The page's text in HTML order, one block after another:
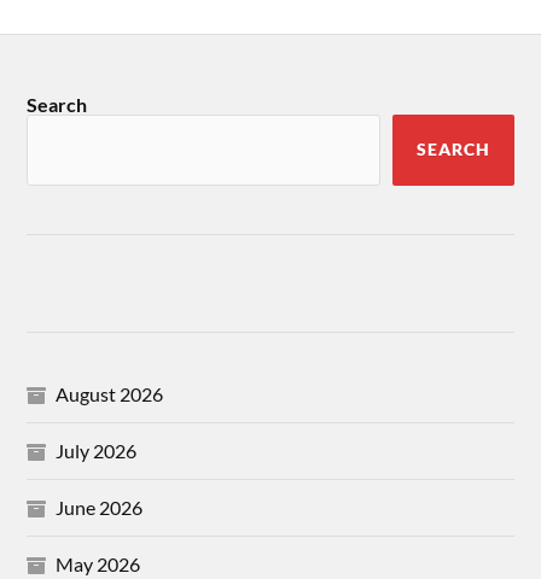
Search
SEARCH
August 2026
July 2026
June 2026
May 2026